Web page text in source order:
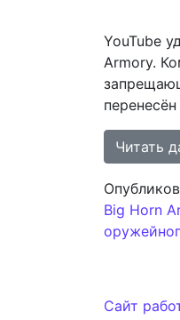
YouTube
Armory.
Читать
Big Horn
Сайт